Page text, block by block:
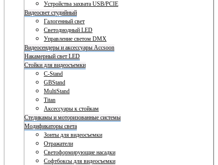
Устройства захвата USB/PCIE
Видеосвет студийный
Галогенный свет
Светодиодный LED
Управление светом DMX
Видеосендеры и аксессуары Accsoon
Накамерный свет LED
Стойки для видеосъемки
C-Stand
GBStand
MultiStand
Titan
Аксессуары к стойкам
Стедикамы и моторизованные системы
Модификаторы света
Зонты для видеосъемки
Отражатели
Светоформирующие насадки
Софтбоксы для видеосъемки